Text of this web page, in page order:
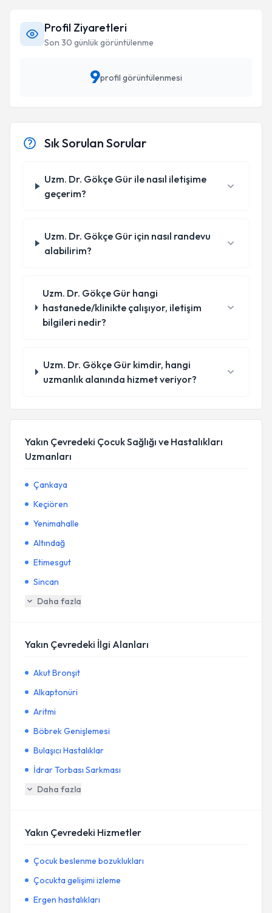
Profil Ziyaretleri
Son 30 günlük görüntülenme
9profil görüntülenmesi
Sık Sorulan Sorular
Uzm. Dr. Gökçe Gür ile nasıl iletişime
geçerim?
Uzm. Dr. Gökçe Gür için nasıl randevu
alabilirim?
Uzm. Dr. Gökçe Gür hangi
hastanede/klinikte çalışıyor, iletişim
bilgileri nedir?
Uzm. Dr. Gökçe Gür kimdir, hangi
uzmanlık alanında hizmet veriyor?
Yakın Çevredeki Çocuk Sağlığı ve Hastalıkları
Uzmanları
Çankaya
Keçiören
Yenimahalle
Altındağ
Etimesgut
Sincan
Daha fazla
Yakın Çevredeki İlgi Alanları
Akut Bronşit
Alkaptonüri
Aritmi
Böbrek Genişlemesi
Bulaşıcı Hastalıklar
İdrar Torbası Sarkması
Daha fazla
Yakın Çevredeki Hizmetler
Çocuk beslenme bozuklukları
Çocukta gelişimi izleme
Ergen hastalıkları